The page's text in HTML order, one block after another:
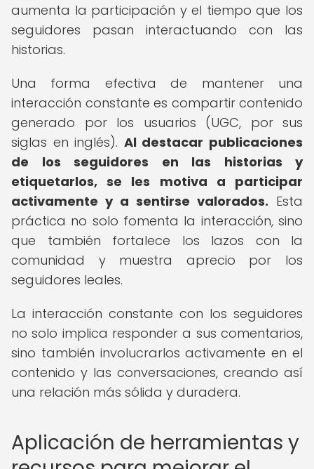
aumenta la participación y el tiempo que los
seguidores pasan interactuando con las
historias.
Una forma efectiva de mantener una
interacción constante es compartir contenido
generado por los usuarios (UGC, por sus
siglas en inglés). Al destacar publicaciones
de los seguidores en las historias y
etiquetarlos, se les motiva a participar
activamente y a sentirse valorados. Esta
práctica no solo fomenta la interacción, sino
que también fortalece los lazos con la
comunidad y muestra aprecio por los
seguidores leales.
La interacción constante con los seguidores
no solo implica responder a sus comentarios,
sino también involucrarlos activamente en el
contenido y las conversaciones, creando así
una relación más sólida y duradera.
Aplicación de herramientas y